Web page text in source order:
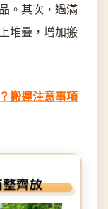
。其次，過滿
堆疊，增加搬
搬運注意事項